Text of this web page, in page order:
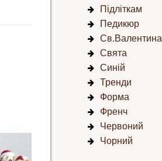
Підліткам
Педикюр
Св.Валентина
Свята
Синій
Тренди
Форма
Френч
Червоний
Чорний